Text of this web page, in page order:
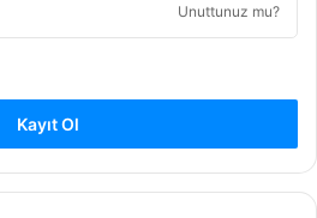
Unuttunuz mu?
Kayıt Ol